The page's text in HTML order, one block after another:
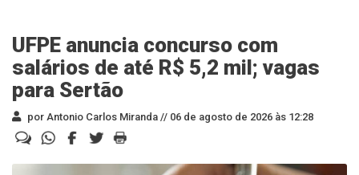
UFPE anuncia concurso com
salários de até R$ 5,2 mil; vagas
para Sertão
por Antonio Carlos Miranda // 06 de agosto de 2026 às 12:28